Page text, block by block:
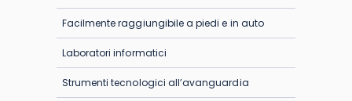
Facilmente raggiungibile a piedi e in auto
Laboratori informatici
Strumenti tecnologici all’avanguardia